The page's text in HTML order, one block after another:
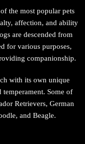
अर्घ्य
the most popular pets
affection, and ability
are descended from
for various purposes,
companionship.
with its own unique
temperament. Some of
Retrievers, German
and Beagle.